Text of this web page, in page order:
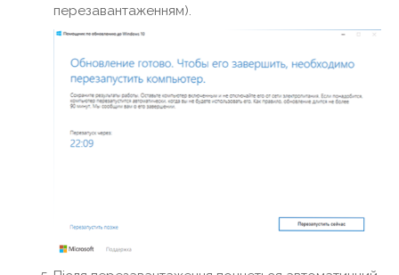
перезавантаженням).